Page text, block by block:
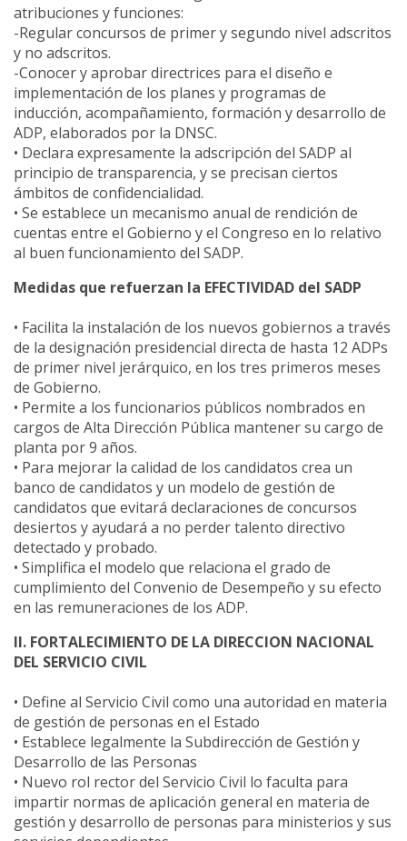
atribuciones y funciones:
-Regular concursos de primer y segundo nivel adscritos
y no adscritos.
-Conocer y aprobar directrices para el diseño e
implementación de los planes y programas de
inducción, acompañamiento, formación y desarrollo de
ADP, elaborados por la DNSC.
• Declara expresamente la adscripción del SADP al
principio de transparencia, y se precisan ciertos
ámbitos de confidencialidad.
• Se establece un mecanismo anual de rendición de
cuentas entre el Gobierno y el Congreso en lo relativo
al buen funcionamiento del SADP.
Medidas que refuerzan la EFECTIVIDAD del SADP
• Facilita la instalación de los nuevos gobiernos a través
de la designación presidencial directa de hasta 12 ADPs
de primer nivel jerárquico, en los tres primeros meses
de Gobierno.
• Permite a los funcionarios públicos nombrados en
cargos de Alta Dirección Pública mantener su cargo de
planta por 9 años.
• Para mejorar la calidad de los candidatos crea un
banco de candidatos y un modelo de gestión de
candidatos que evitará declaraciones de concursos
desiertos y ayudará a no perder talento directivo
detectado y probado.
• Simplifica el modelo que relaciona el grado de
cumplimiento del Convenio de Desempeño y su efecto
en las remuneraciones de los ADP.
II. FORTALECIMIENTO DE LA DIRECCION NACIONAL
DEL SERVICIO CIVIL
• Define al Servicio Civil como una autoridad en materia
de gestión de personas en el Estado
• Establece legalmente la Subdirección de Gestión y
Desarrollo de las Personas
• Nuevo rol rector del Servicio Civil lo faculta para
impartir normas de aplicación general en materia de
gestión y desarrollo de personas para ministerios y sus